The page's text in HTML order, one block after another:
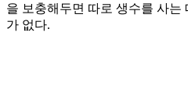
을 보충해두면 따로 생수를 사는
가 없다.